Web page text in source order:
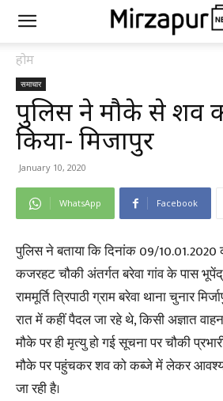
होम
समाचार
पुलिस ने मौके से शव
किया- मिर्जापुर
January 10, 2020
WhatsApp Facebook
पुलिस ने बताया कि दिनांक 09/10.01.2020
कजरहट चौकी अंतर्गत बरेवा गांव के पास भूपेंद्र
राममूर्ति त्रिपाठी ग्राम बरेवा थाना चुनार
रात में कहीं पैदल जा रहे थे, किसी अज्ञात
मौके पर ही मृत्यु हो गई सूचना पर चौकी
मौके पर पहुंचकर शव को कब्जे में लेकर
जा रही है।